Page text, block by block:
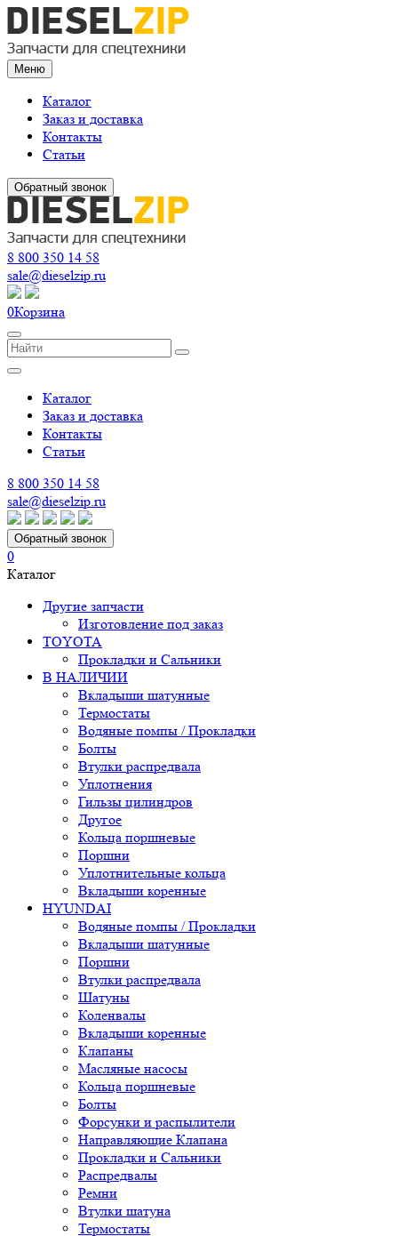
Меню
Каталог
Заказ и доставка
Контакты
Статьи
Обратный звонок
8 800 350 14 58
sale@dieselzip.ru
0Корзина
Каталог
Заказ и доставка
Контакты
Статьи
8 800 350 14 58
sale@dieselzip.ru
Обратный звонок
0
Каталог
Другие запчасти
Изготовление под заказ
TOYOTA
Прокладки и Сальники
В НАЛИЧИИ
Вкладыши шатунные
Термостаты
Водяные помпы / Прокладки
Болты
Втулки распредвала
Уплотнения
Гильзы цилиндров
Другое
Кольца поршневые
Поршни
Уплотнительные кольца
Вкладыши коренные
HYUNDAI
Водяные помпы / Прокладки
Вкладыши шатунные
Поршни
Втулки распредвала
Шатуны
Коленвалы
Вкладыши коренные
Клапаны
Масляные насосы
Кольца поршневые
Болты
Форсунки и распылители
Направляющие Клапана
Прокладки и Сальники
Распредвалы
Ремни
Втулки шатуна
Термостаты